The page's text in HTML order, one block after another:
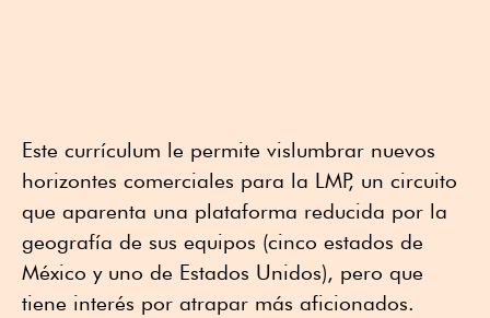
Este currículum le permite vislumbrar nuevos
horizontes comerciales para la LMP, un circuito
que aparenta una plataforma reducida por la
geografía de sus equipos (cinco estados de
México y uno de Estados Unidos), pero que
tiene interés por atrapar más aficionados.